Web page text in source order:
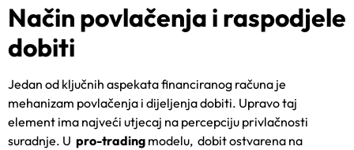
Način povlačenja i raspodjele
dobiti
Jedan od ključnih aspekata financiranog računa je
mehanizam povlačenja i dijeljenja dobiti. Upravo taj
element ima najveći utjecaj na percepciju privlačnosti
suradnje. U pro-trading modelu, dobit ostvarena na